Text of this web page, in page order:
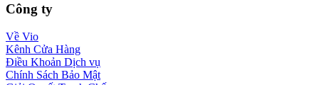
Công ty
Về Vio
Kênh Cửa Hàng
Điều Khoản Dịch vụ
Chính Sách Bảo Mật